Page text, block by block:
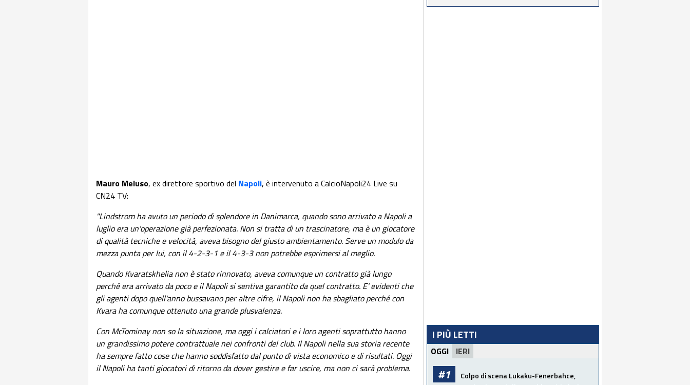
Mauro Meluso, ex direttore sportivo del Napoli, è intervenuto a CalcioNapoli24 Live su
CN24 TV:
"Lindstrom ha avuto un periodo di splendore in Danimarca, quando sono arrivato a Napoli a
luglio era un'operazione già perfezionata. Non si tratta di un trascinatore, ma è un giocatore
di qualità tecniche e velocità, aveva bisogno del giusto ambientamento. Serve un modulo da
mezza punta per lui, con il 4-2-3-1 e il 4-3-3 non potrebbe esprimersi al meglio.
Quando Kvaratskhelia non è stato rinnovato, aveva comunque un contratto già lungo
perché era arrivato da poco e il Napoli si sentiva garantito da quel contratto. E' evidenti che
gli agenti dopo quell'anno bussavano per altre cifre, il Napoli non ha sbagliato perché con
Kvara ha comunque ottenuto una grande plusvalenza.
Con McTominay non so la situazione, ma oggi i calciatori e i loro agenti soprattutto hanno
un grandissimo potere contrattuale nei confronti del club. Il Napoli nella sua storia recente
ha sempre fatto cose che hanno soddisfatto dal punto di vista economico e di risultati. Oggi
il Napoli ha tanti giocatori di ritorno da dover gestire e far uscire, ma non ci sarà problema.
I PIÙ LETTI
OGGI IERI
#1
Colpo di scena Lukaku-Fenerbahce,